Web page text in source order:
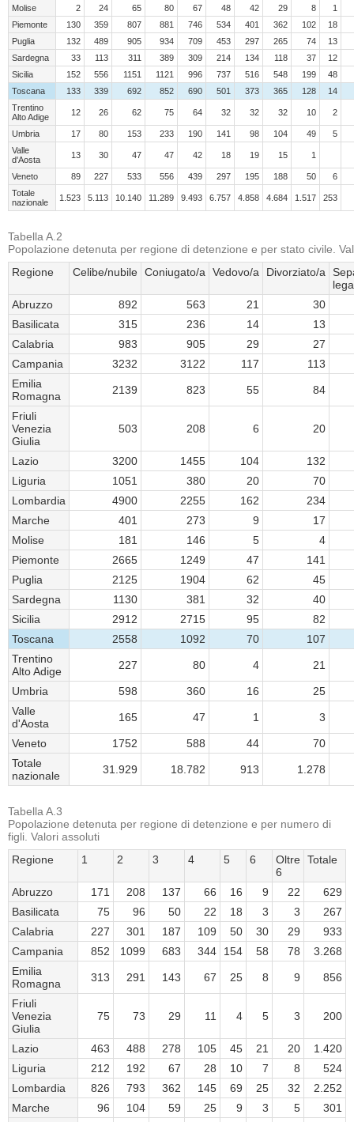
Molise
2 24 65 80 67 48 42 29 8
1
Piemonte
130 359 807 881 746 534 401 362 102
18
Puglia
132 489 905 934 709 453 297 265 74
13
Sardegna
33 113 311 389 309 214 134 118 37
12
Sicilia
152 556 1151 1121 996 737 516 548 199
48
Toscana
133 339 692 852 690 501 373 365 128
14
Trentino
Alto Adige
12 26 62 75 64 32 32 32 10 2
Umbria 17 80 153 233 190 141 98 104 49
5
Valle
d'Aosta
13 30 47 47 42 18 19 15 1
Veneto 89 227 533 556 439 297 195 188 50
6
Totale
nazionale
1.523 5.113 10.140 11.289 9.493 6.757 4.858 4.684 1.517 253
Tabella A.2
Popolazione detenuta per regione di detenzione e per stato civile.
Regione
Celibe/nubile Coniugato/a Vedovo/a Divorziato/a
Abruzzo
892 563 21
30
Basilicata
315 236 14
13
Calabria
983 905 29
27
Campania
3232 3122 117
113
Emilia
Romagna
2139 823 55 84
Friuli
Venezia
Giulia
503 208 6 20
Lazio 3200 1455 104
132
Liguria
1051 380 20
70
Lombardia
4900 2255 162
234
Marche
401 273 9
17
Molise
181 146 5
4
Piemonte
2665 1249 47
141
Puglia
2125 1904 62
45
Sardegna
1130 381 32
40
Sicilia
2912 2715 95
82
Toscana
2558 1092 70
107
Trentino
Alto Adige
227 80 4 21
Umbria 598 360 16
25
Valle
d'Aosta
165 47 1 3
Veneto 1752 588 44
70
Totale
nazionale
31.929 18.782 913 1.278
Tabella A.3
Popolazione detenuta per regione di detenzione e per numero di
figli. Valori assoluti
Regione
1 2 3 4 5 6
Oltre
6
Totale
Abruzzo 171 208 137 66 16 9 22
629
Basilicata
75 96 50 22 18 3 3
267
Calabria
227 301 187 109 50 30 29
933
Campania
852 1099 683 344 154 58 78
3.268
Emilia
Romagna
313 291 143 67 25 8 9 856
Friuli
Venezia
Giulia
75 73 29 11 4 5 3 200
Lazio 463 488 278 105 45 21 20
1.420
Liguria
212 192 67 28 10 7 8
524
Lombardia
826 793 362 145 69 25 32
2.252
Marche
96 104 59 25 9 3 5
301